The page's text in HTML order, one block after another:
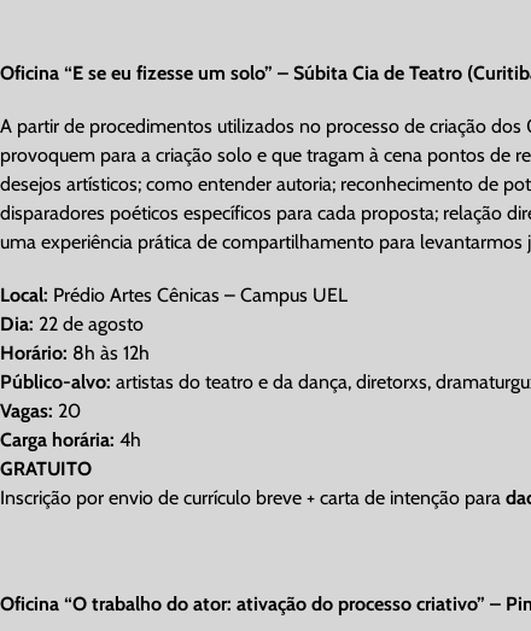
Oficina “E se eu fizesse um solo” – Súbita Cia de Teatro
A partir de procedimentos utilizados no processo de criação
provoquem para a criação solo e que tragam à cena pontos de
desejos artísticos; como entender autoria; reconhecimento de
disparadores poéticos específicos para cada proposta; relação
uma experiência prática de compartilhamento para
Local: Prédio Artes Cênicas – Campus UEL
Dia: 22 de agosto
Horário: 8h às 12h
Público-alvo: artistas do teatro e da dança, diretorxs,
Vagas: 20
Carga horária: 4h
GRATUITO
Inscrição por envio de currículo breve + carta de intenção para
Oficina “O trabalho do ator: ativação do processo criativo” –